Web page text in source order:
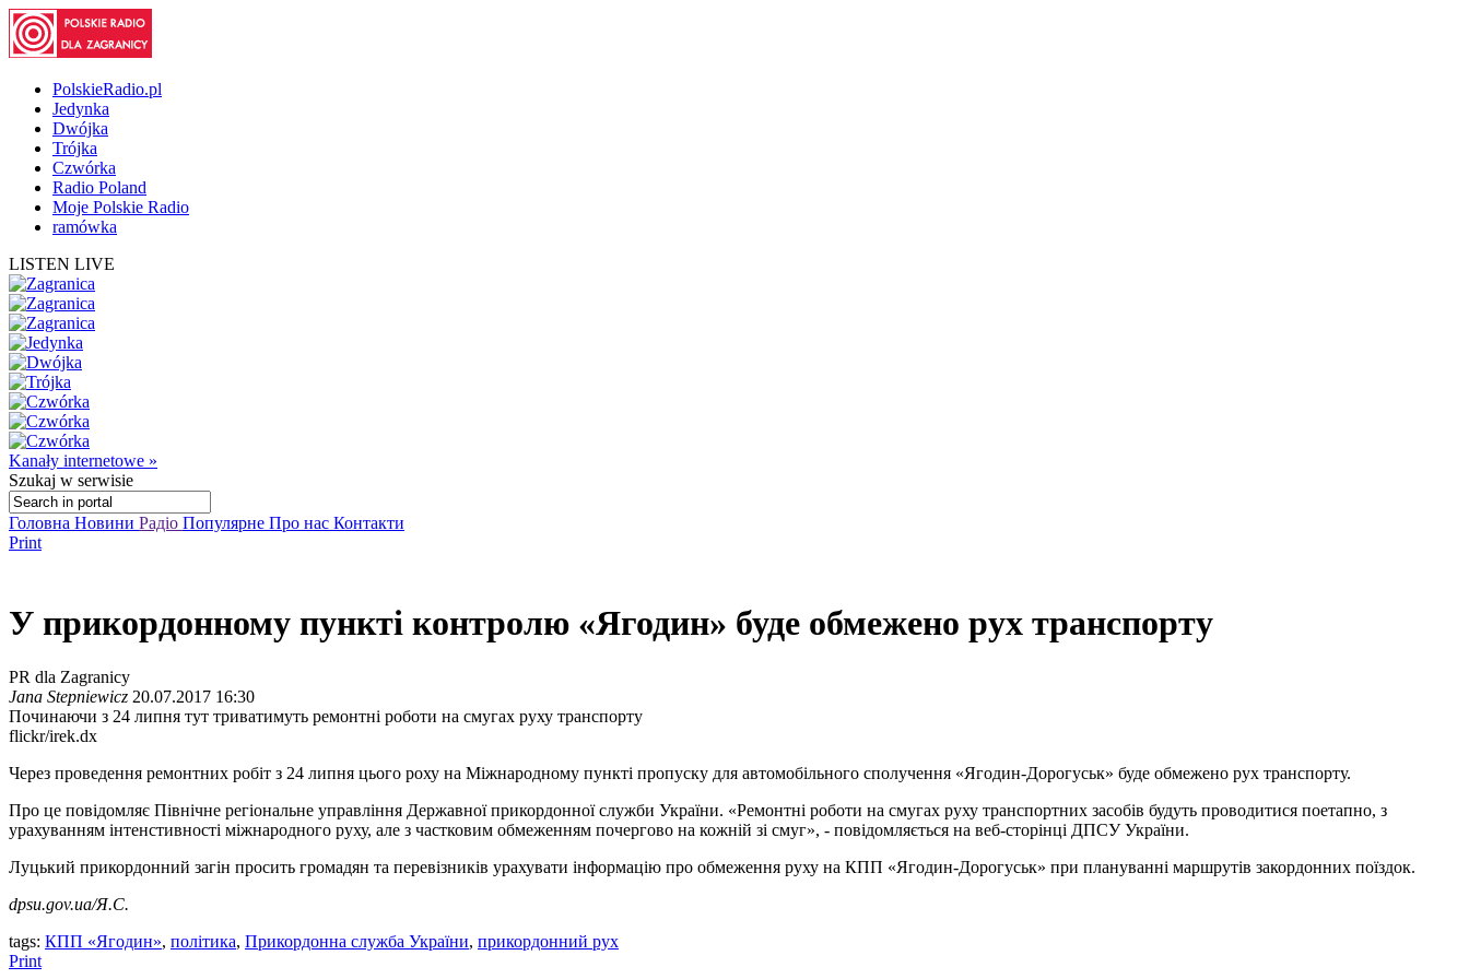
PolskieRadio.pl
Jedynka
Dwójka
Trójka
Czwórka
Radio Poland
Moje Polskie Radio
ramówka
LISTEN LIVE
Kanały internetowe »
Szukaj w serwisie
Головна Новини Радіо Популярне Про нас Контакти
Print
У прикордонному пункті контролю «Ягодин» буде обмежено рух транспорту
PR dla Zagranicy
Jana Stepniewicz 20.07.2017 16:30
Починаючи з 24 липня тут триватимуть ремонтні роботи на смугах руху транспорту
flickr/irek.dx
Через проведення ремонтних робіт з 24 липня цього роху на Міжнародному пункті пропуску для автомобільного сполучення «Ягодин-Дорогуськ» буде обмежено рух транспорту.
Про це повідомляє Північне регіональне управління Державної прикордонної служби України. «Ремонтні роботи на смугах руху транспортних засобів будуть проводитися поетапно, з
урахуванням інтенстивності міжнародного руху, але з частковим обмеженням почергово на кожній зі смуг», - повідомляється на веб-сторінці ДПСУ України.
Луцький прикордонний загін просить громадян та перевізників урахувати інформацію про обмеження руху на КПП «Ягодин-Дорогуськ» при плануванні маршрутів закордонних поїздок.
dpsu.gov.ua/Я.С.
tags: КПП «Ягодин», політика, Прикордонна служба України, прикордонний рух
Print